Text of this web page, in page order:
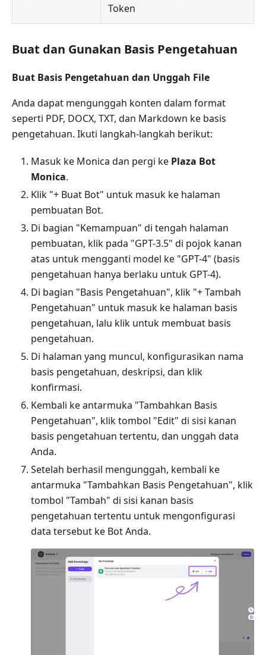
Token
Buat dan Gunakan Basis Pengetahuan
Buat Basis Pengetahuan dan Unggah File
Anda dapat mengunggah konten dalam format
seperti PDF, DOCX, TXT, dan Markdown ke basis
pengetahuan. Ikuti langkah-langkah berikut:
Masuk ke Monica dan pergi ke Plaza Bot
Monica.
Klik "+ Buat Bot" untuk masuk ke halaman
pembuatan Bot.
Di bagian "Kemampuan" di tengah halaman
pembuatan, klik pada "GPT-3.5" di pojok kanan
atas untuk mengganti model ke "GPT-4" (basis
pengetahuan hanya berlaku untuk GPT-4).
Di bagian "Basis Pengetahuan", klik "+ Tambah
Pengetahuan" untuk masuk ke halaman basis
pengetahuan, lalu klik untuk membuat basis
pengetahuan.
Di halaman yang muncul, konfigurasikan nama
basis pengetahuan, deskripsi, dan klik
konfirmasi.
Kembali ke antarmuka "Tambahkan Basis
Pengetahuan", klik tombol "Edit" di sisi kanan
basis pengetahuan tertentu, dan unggah data
Anda.
Setelah berhasil mengunggah, kembali ke
antarmuka "Tambahkan Basis Pengetahuan", klik
tombol "Tambah" di sisi kanan basis
pengetahuan tertentu untuk mengonfigurasi
data tersebut ke Bot Anda.